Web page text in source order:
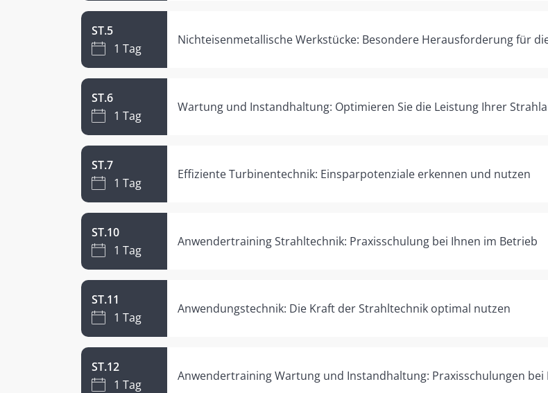
ST.5
1 Tag
Nichteisenmetallische Werkstücke: Besondere Herausforderung für
ST.6
1 Tag
Wartung und Instandhaltung: Optimieren Sie die Leistung Ihrer
ST.7
1 Tag
Effiziente Turbinentechnik: Einsparpotenziale erkennen und nutzen
ST.10
1 Tag
Anwendertraining Strahltechnik: Praxisschulung bei Ihnen im Betrieb
ST.11
1 Tag
Anwendungstechnik: Die Kraft der Strahltechnik optimal nutzen
ST.12
1 Tag
Anwendertraining Wartung und Instandhaltung: Praxisschulungen bei